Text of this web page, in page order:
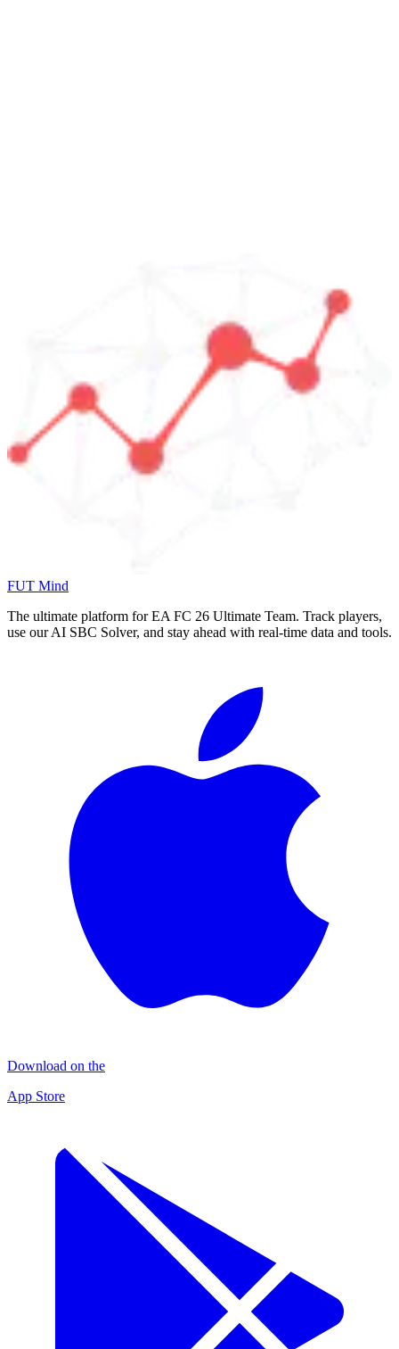
FUT Mind
The ultimate platform for EA FC 26 Ultimate Team. Track players,
use our AI SBC Solver, and stay ahead with real-time data and tools.
Download on the
App Store